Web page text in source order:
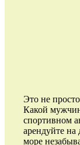
Это не
Какой
спортивном
арендуйте
море